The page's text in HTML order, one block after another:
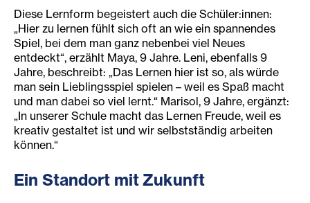
Diese Lernform begeistert auch die Schüler:innen:
„Hier zu lernen fühlt sich oft an wie ein spannendes
Spiel, bei dem man ganz nebenbei viel Neues
entdeckt“, erzählt Maya, 9 Jahre. Leni, ebenfalls 9
Jahre, beschreibt: „Das Lernen hier ist so, als würde
man sein Lieblingsspiel spielen – weil es Spaß macht
und man dabei so viel lernt.“ Marisol, 9 Jahre, ergänzt:
„In unserer Schule macht das Lernen Freude, weil es
kreativ gestaltet ist und wir selbstständig arbeiten
können.“
Ein Standort mit Zukunft